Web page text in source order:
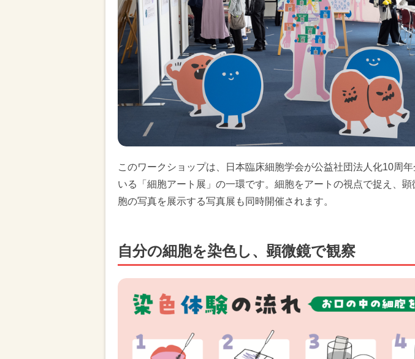
このワークショップは、日本臨床細胞学会が公益社団法人化10周
いる「細胞アート展」の一環です。細胞をアートの視点で捉え、
胞の写真を展示する写真展も同時開催されます。
自分の細胞を染色し、顕微鏡で観察